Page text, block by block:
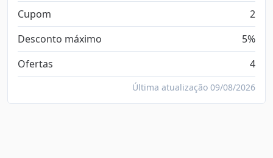
Cupom
2
Desconto máximo
5%
Ofertas
4
Última atualização 09/08/2026